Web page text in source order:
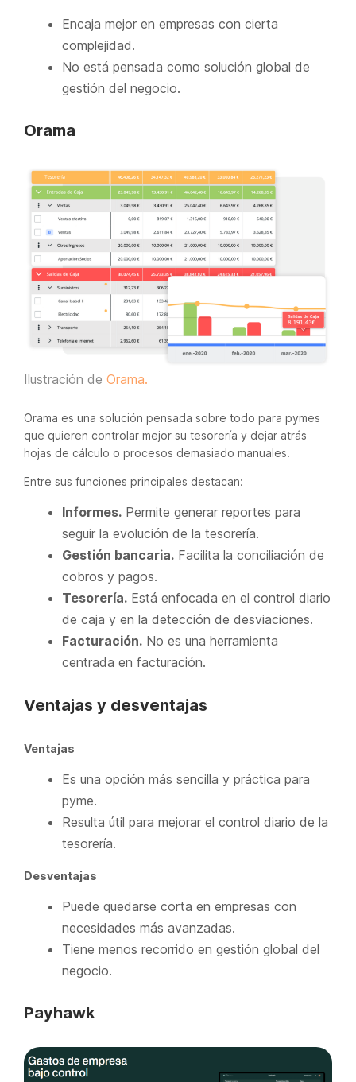
Encaja mejor en empresas con cierta
complejidad.
No está pensada como solución global de
gestión del negocio.
Orama
Ilustración de Orama.
Orama es una solución pensada sobre todo para pymes
que quieren controlar mejor su tesorería y dejar atrás
hojas de cálculo o procesos demasiado manuales.
Entre sus funciones principales destacan:
Informes. Permite generar reportes para
seguir la evolución de la tesorería.
Gestión bancaria. Facilita la conciliación de
cobros y pagos.
Tesorería. Está enfocada en el control diario
de caja y en la detección de desviaciones.
Facturación. No es una herramienta
centrada en facturación.
Ventajas y desventajas
Ventajas
Es una opción más sencilla y práctica para
pyme.
Resulta útil para mejorar el control diario de la
tesorería.
Desventajas
Puede quedarse corta en empresas con
necesidades más avanzadas.
Tiene menos recorrido en gestión global del
negocio.
Payhawk